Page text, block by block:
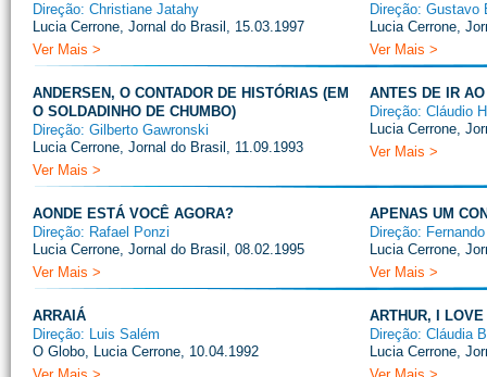
Direção: Christiane Jatahy
Lucia Cerrone, Jornal do Brasil, 15.03.1997
Ver Mais >
Direção: Gustavo
Lucia Cerrone,
Ver Mais >
ANDERSEN, O CONTADOR DE HISTÓRIAS (EM
O SOLDADINHO DE CHUMBO)
Direção: Gilberto Gawronski
Lucia Cerrone, Jornal do Brasil, 11.09.1993
Ver Mais >
ANTES DE IR
Direção: Cláudio
Lucia Cerrone,
Ver Mais >
AONDE ESTÁ VOCÊ AGORA?
Direção: Rafael Ponzi
Lucia Cerrone, Jornal do Brasil, 08.02.1995
Ver Mais >
APENAS UM
Direção:
Lucia Cerrone,
Ver Mais >
ARRAIÁ
Direção: Luis Salém
O Globo, Lucia Cerrone, 10.04.1992
ARTHUR, I
Direção: Cláudia
Lucia Cerrone,